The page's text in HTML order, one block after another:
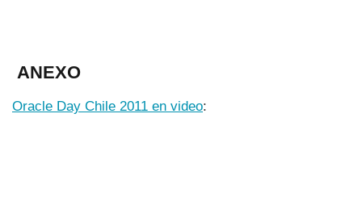
ANEXO
Oracle Day Chile 2011 en video: